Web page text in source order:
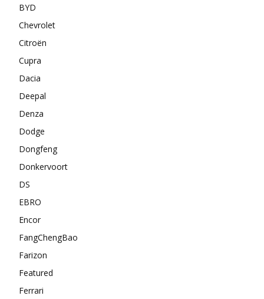
BYD
Chevrolet
Citroën
Cupra
Dacia
Deepal
Denza
Dodge
Dongfeng
Donkervoort
DS
EBRO
Encor
FangChengBao
Farizon
Featured
Ferrari